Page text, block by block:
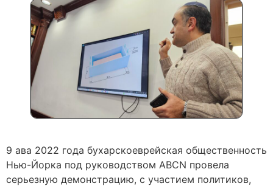
9 ава 2022 года бухарскоеврейская общественность
Нью-Йорка под руководством ABCN провела
серьезную демонстрацию, с участием политиков,